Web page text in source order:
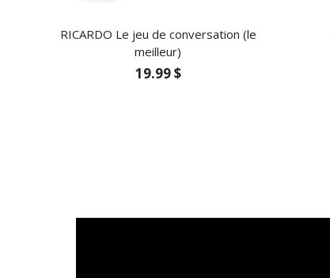
RICARDO Le jeu de conversation (le
meilleur)
19.99 $